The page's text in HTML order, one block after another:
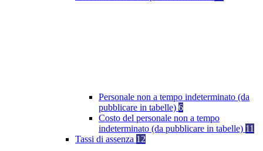
Personale non a tempo indeterminato (da
pubblicare in tabelle) 6
Costo del personale non a tempo
indeterminato (da pubblicare in tabelle) 11
Tassi di assenza 12